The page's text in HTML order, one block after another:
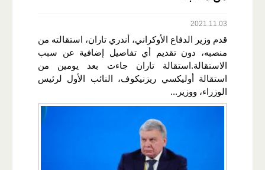
2021.11.03
قدم وزير الدفاع الأوكراني، أندري تاران، استقالته من
منصبه، دون تقديم أي تفاصيل إضافية عن سبب
الاستقالة.استقالة تاران جاءت بعد يومين من
استقالة أوليكسي ريزنيكوف، النائب الأول لرئيس
الوزراء، ووزير...